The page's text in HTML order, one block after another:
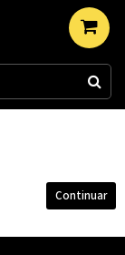
Continuar